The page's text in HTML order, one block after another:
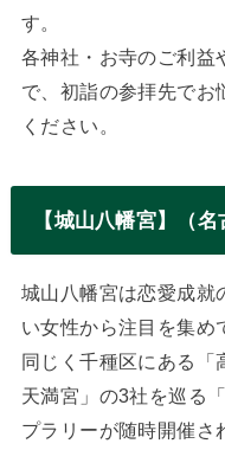
す。
各神社・お寺のご利益
で、初詣の参拝先でお
ください。
【城山八幡宮】（名
城山八幡宮は恋愛成就
い女性から注目を集め
同じく千種区にある「
天満宮」の3社を巡る
プラリーが随時開催さ